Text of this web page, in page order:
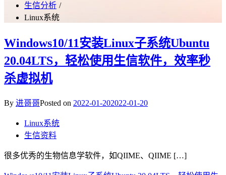
生信分析
Linux系统
Windows10/11安装Linux子系统Ubuntu
20.04LTS，轻松使用生信软件，效率秒
杀虚拟机
By 进哥哥Posted on 2022-01-202022-01-20
Linux系统
生信资料
很多优秀的生物信息学软件，如QIIME、QIIME […]